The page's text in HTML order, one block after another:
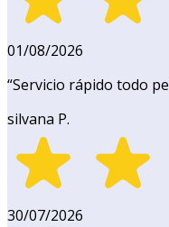
01/08/2026
“Servicio rápido todo
silvana P.
30/07/2026